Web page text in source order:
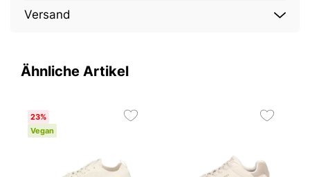
Versand
Ähnliche Artikel
23%
Vegan